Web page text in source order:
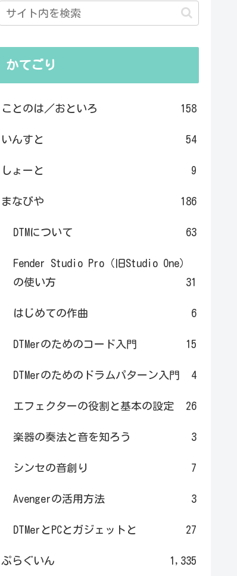
かてごり
ことのは／おといろ 158
いんすと 54
しょーと 9
まなびや 186
DTMについて 63
Fender Studio Pro（旧Studio One）
の使い方
31
はじめての作曲 6
DTMerのためのコード入門 15
DTMerのためのドラムパターン入門 4
エフェクターの役割と基本の設定 26
楽器の奏法と音を知ろう 3
シンセの音創り 7
Avengerの活用方法 3
DTMerとPCとガジェットと 27
ぷらぐいん 1,335